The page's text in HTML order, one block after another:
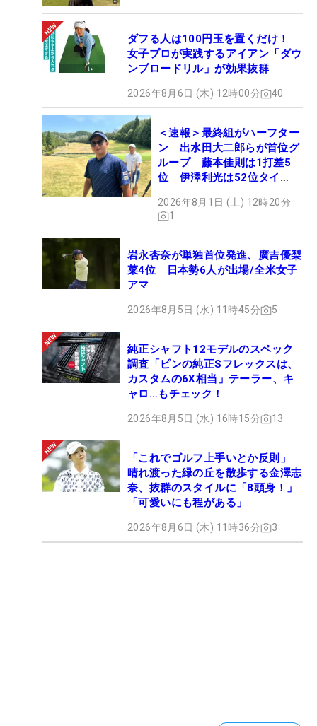
ダフる人は100円玉を置くだけ！
女子プロが実践するアイアン「ダウ
ンブロードリル」が効果抜群
2026年8月6日 (木) 12時00分 40
＜速報＞最終組がハーフター
ン 出水田大二郎らが首位グ
ループ 藤本佳則は1打差5
位 伊澤利光は52位タイ
OPEN】
2026年8月1日 (土) 12時20分
1
岩永杏奈が単独首位発進、廣吉優梨
菜4位 日本勢6人が出場/全米女子
アマ
2026年8月5日 (水) 11時45分 5
純正シャフト12モデルのスペック
調査「ピンの純正Sフレックスは、
カスタムの6X相当」テーラー、キ
ャロ…もチェック！
2026年8月5日 (水) 16時15分 13
「これでゴルフ上手いとか反則」
晴れ渡った緑の丘を散歩する金澤志
奈、抜群のスタイルに「8頭身！」
「可愛いにも程がある」
2026年8月6日 (木) 11時36分 3